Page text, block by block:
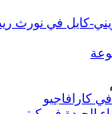
كايل في نورث
كارافاجيو